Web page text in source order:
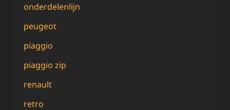
onderdelenlijn
peugeot
piaggio
piaggio zip
renault
retro